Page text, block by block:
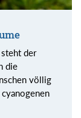
der
die
völlig